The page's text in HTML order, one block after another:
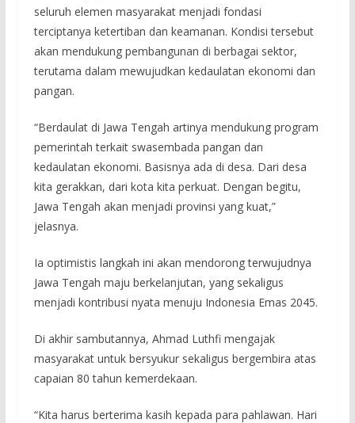
seluruh elemen masyarakat menjadi fondasi
terciptanya ketertiban dan keamanan. Kondisi tersebut
akan mendukung pembangunan di berbagai sektor,
terutama dalam mewujudkan kedaulatan ekonomi dan
pangan.
“Berdaulat di Jawa Tengah artinya mendukung program
pemerintah terkait swasembada pangan dan
kedaulatan ekonomi. Basisnya ada di desa. Dari desa
kita gerakkan, dari kota kita perkuat. Dengan begitu,
Jawa Tengah akan menjadi provinsi yang kuat,”
jelasnya.
Ia optimistis langkah ini akan mendorong terwujudnya
Jawa Tengah maju berkelanjutan, yang sekaligus
menjadi kontribusi nyata menuju Indonesia Emas 2045.
Di akhir sambutannya, Ahmad Luthfi mengajak
masyarakat untuk bersyukur sekaligus bergembira atas
capaian 80 tahun kemerdekaan.
“Kita harus berterima kasih kepada para pahlawan. Hari